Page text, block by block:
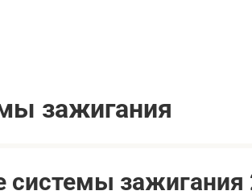
зажигания
зажигания